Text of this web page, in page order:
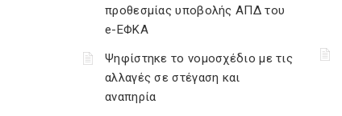
προθεσμίας υποβολής ΑΠΔ του
e-ΕΦΚΑ
Ψηφίστηκε το νομοσχέδιο με τις
αλλαγές σε στέγαση και
αναπηρία